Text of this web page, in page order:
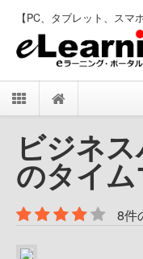
【PC、タブレット、スマ
ビジネ
のタイ
8件